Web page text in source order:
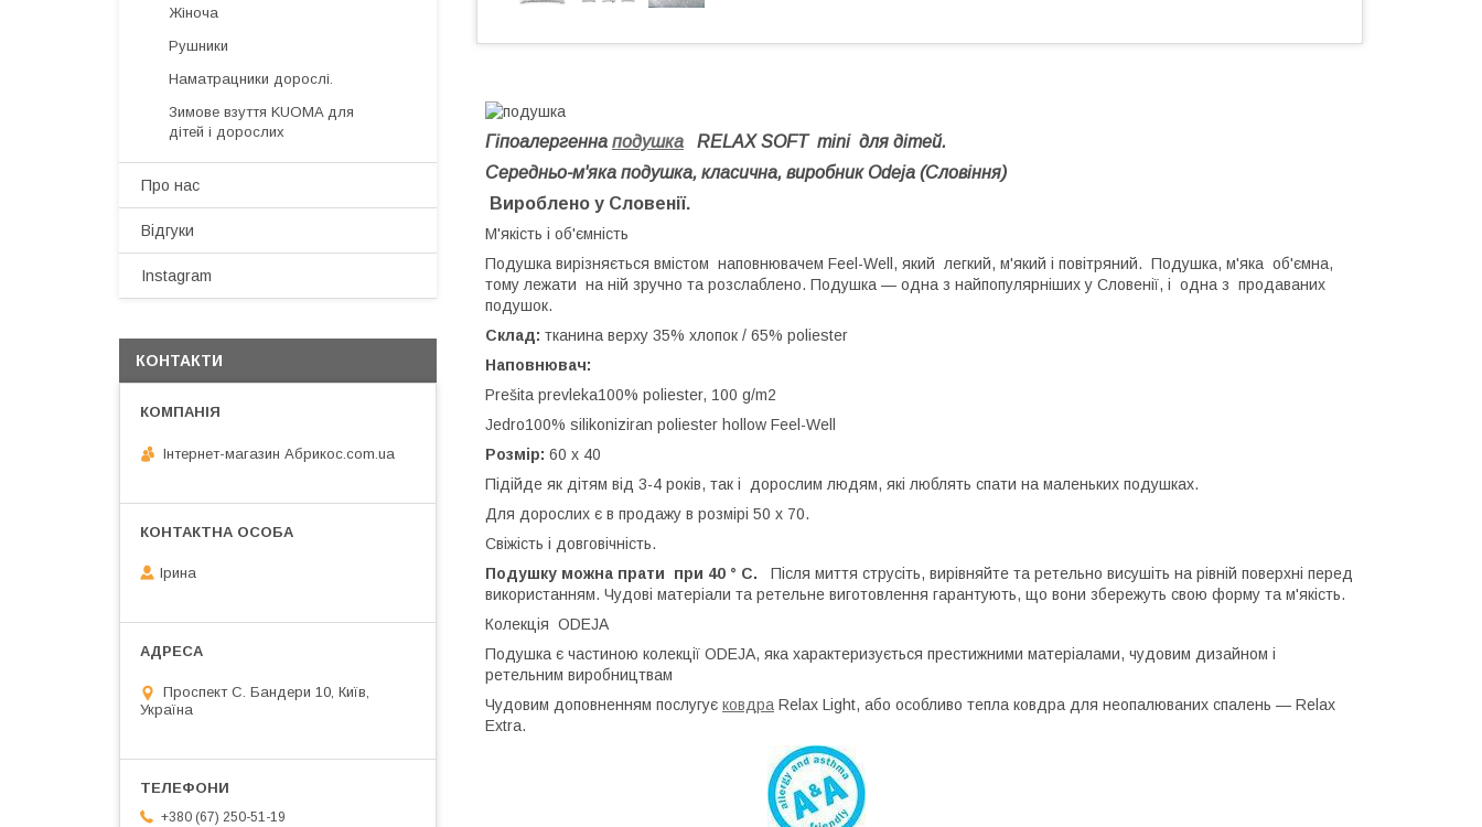
Гіпоалергенна подушка RELAX SOFT mini для дітей.
Середньо-м'яка подушка, класична, виробник Odeja (Словіння)
Вироблено у Словенії.
М'якість і об'ємність
Подушка вирізняється вмістом наповнювачем Feel-Well, який легкий, м'який і повітряний. Подушка, м'яка об'ємна,
тому лежати на ній зручно та розслаблено. Подушка — одна з найпопулярніших у Словенії, і одна з продаваних
подушок.
Склад: тканина верху 35% хлопок / 65% poliester
Наповнювач:
Prešita prevleka100% poliester, 100 g/m2
Jedro100% silikoniziran poliester hollow Feel-Well
Розмір: 60 х 40
Підійде як дітям від 3-4 років, так і дорослим людям, які люблять спати на маленьких подушках.
Для дорослих є в продажу в розмірі 50 х 70.
Свіжість і довговічність.
Подушку можна прати при 40 ° С. Після миття струсіть, вирівняйте та ретельно висушіть на рівній поверхні перед
використанням. Чудові матеріали та ретельне виготовлення гарантують, що вони збережуть свою форму та м'якість.
Колекція ODEJA
Подушка є частиною колекції ODEJA, яка характеризується престижними матеріалами, чудовим дизайном і
ретельним виробництвам
Чудовим доповненням послугує ковдра Relax Light, або особливо тепла ковдра для неопалюваних спалень — Relax
Extra.
Жіноча
Рушники
Наматрацники дорослі.
Зимове взуття KUOMA для
дітей і дорослих
Про нас
Відгуки
Instagram
КОНТАКТИ
Інтернет-магазин Абрикос.com.ua
Ірина
Проспект С. Бандери 10, Київ,
Україна
+380 (67) 250-51-19